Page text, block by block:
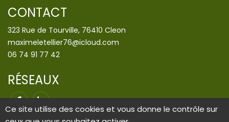
CONTACT
323 Rue de Tourville, 76410 Cleon
maximeletellier76@icloud.com
06 74 91 77 42
RÉSEAUX
Ce site utilise des cookies et vous donne le contrôle sur